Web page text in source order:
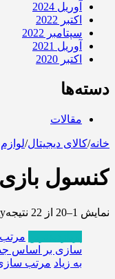
آوریل 2024
اکتبر 2022
سپتامبر 2022
آوریل 2021
اکتبر 2020
دسته‌ها
مقالات
خانه/کالای دیجیتال/
کنسول بازی
نمایش 1–20 از 22 نتیجه
مرتب
سازی بر اساس
به زیاد مرتب